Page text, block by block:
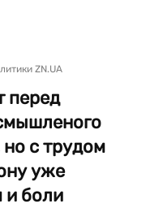
ZN.UA
перед
с трудом
уже
и боли